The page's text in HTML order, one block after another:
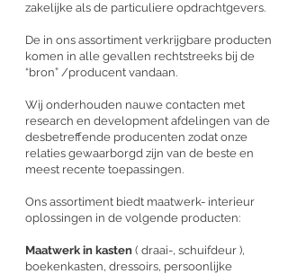
zakelijke als de particuliere opdrachtgevers.
De in ons assortiment verkrijgbare producten
komen in alle gevallen rechtstreeks bij de
“bron” /producent vandaan.
Wij onderhouden nauwe contacten met
research en development afdelingen van de
desbetreffende producenten zodat onze
relaties gewaarborgd zijn van de beste en
meest recente toepassingen.
Ons assortiment biedt maatwerk- interieur
oplossingen in de volgende producten:
Maatwerk in kasten ( draai-, schuifdeur ),
boekenkasten, dressoirs, persoonlijke